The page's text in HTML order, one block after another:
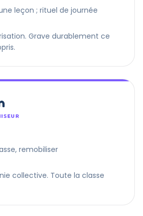
leçon ; rituel de journée
Grave durablement ce
remobiliser
collective. Toute la classe